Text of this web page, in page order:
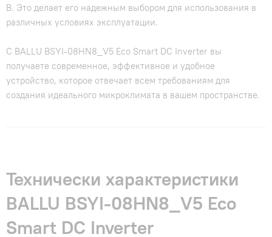
В. Это делает его надежным выбором для использования в
различных условиях эксплуатации.
С BALLU BSYI-08HN8_V5 Eco Smart DC Inverter вы
получаете современное, эффективное и удобное
устройство, которое отвечает всем требованиям для
создания идеального микроклимата в вашем пространстве.
Технически характеристики
BALLU BSYI-08HN8_V5 Eco
Smart DC Inverter